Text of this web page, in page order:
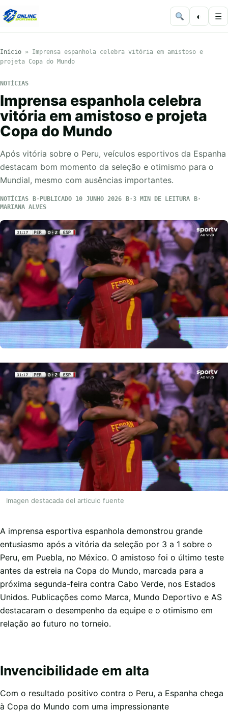
◐ ☰
Início » Imprensa espanhola celebra vitória em amistoso e
projeta Copa do Mundo
NOTÍCIAS
Imprensa espanhola celebra
vitória em amistoso e projeta
Copa do Mundo
Após vitória sobre o Peru, veículos esportivos da Espanha
destacam bom momento da seleção e otimismo para o
Mundial, mesmo com ausências importantes.
NOTÍCIAS PUBLICADO 10 JUNHO 2026
3 MIN DE LEITURA
MARIANA ALVES
Imagen destacada del articulo fuente
A imprensa esportiva espanhola demonstrou grande
entusiasmo após a vitória da seleção por 3 a 1 sobre o
Peru, em Puebla, no México. O amistoso foi o último teste
antes da estreia na Copa do Mundo, marcada para a
próxima segunda-feira contra Cabo Verde, nos Estados
Unidos. Publicações como Marca, Mundo Deportivo e AS
destacaram o desempenho da equipe e o otimismo em
relação ao futuro no torneio.
Invencibilidade em alta
Com o resultado positivo contra o Peru, a Espanha chega
à Copa do Mundo com uma impressionante